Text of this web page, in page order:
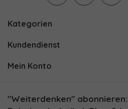
Kategorien
Kundendienst
Mein Konto
"Weiterdenken"